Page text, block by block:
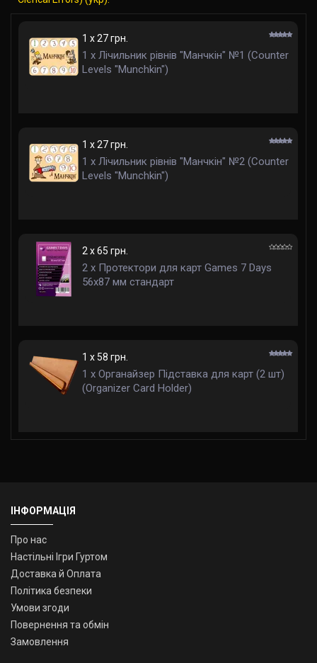
1 x 27 грн.
1 x Лічильник рівнів "Манчкін" №1 (Counter
Levels "Munchkin")
1 x 27 грн.
1 x Лічильник рівнів "Манчкін" №2 (Counter
Levels "Munchkin")
2 x 65 грн.
2 x Протектори для карт Games 7 Days
56x87 мм стандарт
1 x 58 грн.
1 x Органайзер Підставка для карт (2 шт)
(Organizer Card Holder)
ІНФОРМАЦІЯ
Про нас
Настільні Ігри Гуртом
Доставка й Оплата
Політика безпеки
Умови згоди
Повернення та обмін
Замовлення